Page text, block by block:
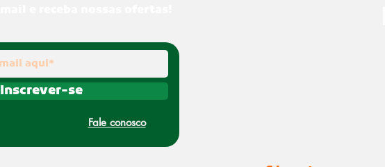
Inscrever-se
Fale conosco